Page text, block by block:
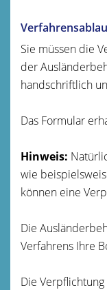
Sie müssen die
der
handschriftlich
Das Formular
Hinweis:
wie
können eine
Die
Verfahrens Ihre
Die